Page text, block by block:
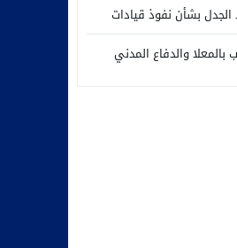
الجدل بشأن نفوذ قيادات
والدفاع المدني